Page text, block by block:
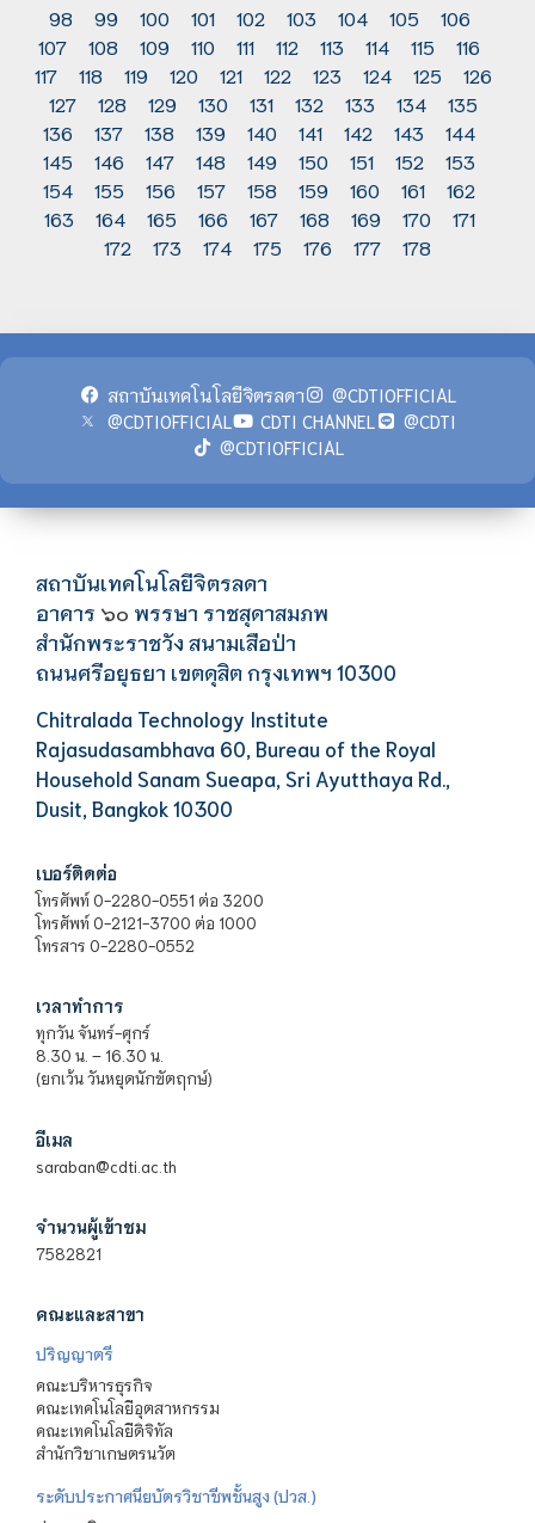
98
99 100 101 102 103 104 105
106
107
108 109 110 111 112 113 114 115
116
117
118 119 120 121 122 123 124 125
126
127
128 129 130 131 132 133 134
135
136
137 138 139 140 141 142 143
144
145
146 147 148 149 150 151 152
153
154
155 156 157 158 159 160 161
162
163
164 165 166 167 168 169 170
171
172
173 174 175 176 177 178
สถาบันเทคโนโลยีจิตรลดา
@CDTIOFFICIAL
@CDTIOFFICIAL
CDTI CHANNEL
@CDTI
@CDTIOFFICIAL
สถาบันเทคโนโลยีจิตรลดา
อาคาร ๖๐ พรรษา ราชสุดาสมภพ
สำนักพระราชวัง สนามเสือป่า
ถนนศรีอยุธยา เขตดุสิต กรุงเทพฯ 10300
Chitralada Technology Institute
Rajasudasambhava 60, Bureau of the Royal
Household Sanam Sueapa, Sri Ayutthaya Rd.,
Dusit, Bangkok 10300
เบอร์ติดต่อ
โทรศัพท์ 0-2280-0551 ต่อ 3200
โทรศัพท์ 0-2121-3700 ต่อ 1000
โทรสาร 0-2280-0552
เวลาทำการ
ทุกวัน จันทร์-ศุกร์
8.30 น. – 16.30 น.
(ยกเว้น วันหยุดนักขัตฤกษ์)
อีเมล
saraban@cdti.ac.th
จำนวนผู้เข้าชม
7582821
คณะและสาขา
ปริญญาตรี
คณะบริหารธุรกิจ
คณะเทคโนโลยีอุตสาหกรรม
คณะเทคโนโลยีดิจิทัล
สำนักวิชาเกษตรนวัต
ระดับประกาศนียบัตรวิชาชีพชั้นสูง (ปวส.)